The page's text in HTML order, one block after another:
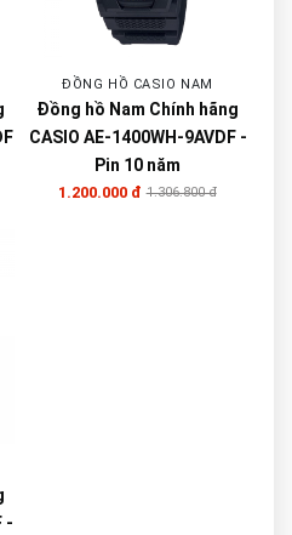
ĐỒNG HỒ CASIO NAM
Đồng hồ Nam Chính hãng
CASIO AE-1400WH-9AVDF -
Pin 10 năm
1.200.000 đ 1.306.800 đ
-